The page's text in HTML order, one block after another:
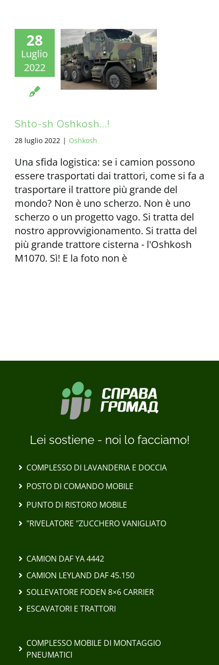
28
Luglio
2022
Shto-sh Oshkosh...!
28 luglio 2022 | Oshkosh
Una sfida logistica: se i camion possono
essere trasportati dai trattori, come si fa a
trasportare il trattore più grande del
mondo? Non è uno scherzo. Non è uno
scherzo o un progetto vago. Si tratta del
nostro approvvigionamento. Si tratta del
più grande trattore cisterna - l'Oshkosh
M1070. Sì! E la foto non è
Lei sostiene - noi lo facciamo!
COMPLESSO DI LAVANDERIA E DOCCIA
POSTO DI COMANDO MOBILE
PUNTO DI RISTORO MOBILE
"RIVELATORE "ZUCCHERO VANIGLIATO
CAMION DAF YA 4442
CAMION LEYLAND DAF 45.150
SOLLEVATORE FODEN 8×6 CARRIER
ESCAVATORI E TRATTORI
COMPLESSO MOBILE DI MONTAGGIO
PNEUMATICI